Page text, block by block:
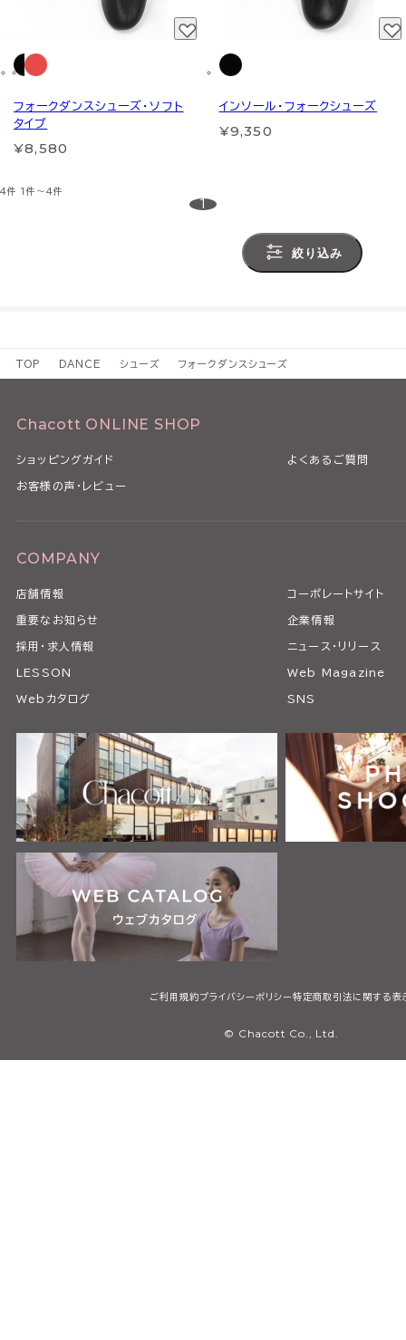
フォークダンスシューズ・ソフト
タイプ
¥8,580
インソール・フォークシューズ
¥9,350
4件 1件～4件
1
絞り込み
TOP DANCE シューズ フォークダンスシューズ
Chacott ONLINE SHOP
ショッピングガイド よくあるご質問
お客様の声・レビュー
COMPANY
店舗情報 コーポレートサイト
重要なお知らせ 企業情報
採用・求人情報 ニュース・リリース
LESSON Web Magazine
Webカタログ SNS
ご利用規約プライバシーポリシー特定商取引法に関する表
© Chacott Co., Ltd.